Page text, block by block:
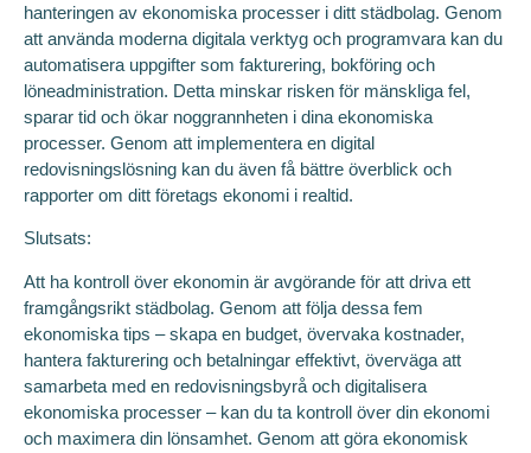
hanteringen av ekonomiska processer i ditt städbolag. Genom
att använda moderna digitala verktyg och programvara kan du
automatisera uppgifter som fakturering, bokföring och
löneadministration. Detta minskar risken för mänskliga fel,
sparar tid och ökar noggrannheten i dina ekonomiska
processer. Genom att implementera en digital
redovisningslösning kan du även få bättre överblick och
rapporter om ditt företags ekonomi i realtid.
Slutsats:
Att ha kontroll över ekonomin är avgörande för att driva ett
framgångsrikt städbolag. Genom att följa dessa fem
ekonomiska tips – skapa en budget, övervaka kostnader,
hantera fakturering och betalningar effektivt, överväga att
samarbeta med en redovisningsbyrå och digitalisera
ekonomiska processer – kan du ta kontroll över din ekonomi
och maximera din lönsamhet. Genom att göra ekonomisk